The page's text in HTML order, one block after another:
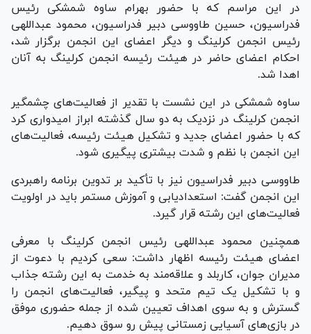
در این مراسم که با حضور بهرام ساوه شمشکی رئیس
فدراسیون، حسین طاووسی دبیر فدراسیون، محمود عبداللهی
رئیس انجمن کرلینگ و دیگر اعضای این انجمن برگزار شد،
احکام اعضای حاضر در هیئت رئیسه انجمن کرلینگ به آنان
اهدا شد.
ساوه شمشکی در این نشست با تقدیر از فعالیت‌های چشمگیر
انجمن کرلینگ در نزدیک به دو سال گذشته ابراز امیدواری کرد
که با حضور اعضای جدید و تشکیل هیئت رئیسه، فعالیت‌های
این انجمن با نظم و شدت بیشتری پیگیری شود.
طاووسی دبیر فدراسیون نیز با تأکید بر تدوین برنامه راهبردی
این انجمن گفت: استعدادیابی و آموزش مستمر باید در اولویت
فعالیت‌های این رشته قرار گیرد.
همچنین محمود عبداللهی رئیس انجمن کرلینگ با معرفی
اعضای هیئت رئیسه اظهار داشت: سعی کردیم با دعوت از
مدیران جوان، کاربلد و علاقه‌مند به خدمت به این رشته جذاب
و با تشکیل یک تیم متحد و پیگیر، فعالیت‌های انجمن را
گسترش و به سوی اهداف تعیین شده از جمله حضوری موفق
در بازی‌های آسیایی زمستانی پیش رو سوق دهیم.